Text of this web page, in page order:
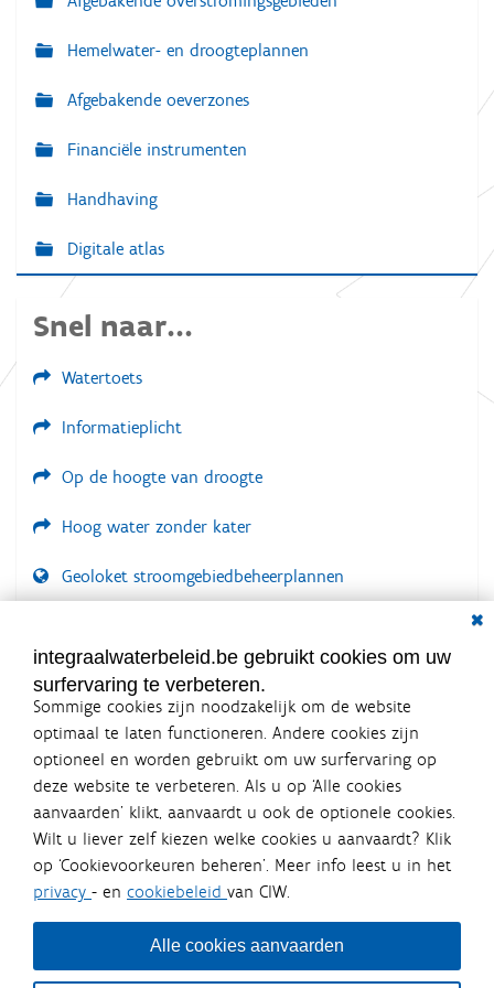
d
a
f
e
d
n
g
.
.
Hemelwater- en droogteplannen
Afgebakende oeverzones
Financiële instrumenten
Handhaving
Digitale atlas
Snel naar...
Watertoets
Informatieplicht
Op de hoogte van droogte
Hoog water zonder kater
Geoloket stroomgebiedbeheerplannen
LOGIN VEREIST
integraalwaterbeleid.be gebruikt cookies om uw
surfervaring te verbeteren.
Sommige cookies zijn noodzakelijk om de website
optimaal te laten functioneren. Andere cookies zijn
optioneel en worden gebruikt om uw surfervaring op
deze website te verbeteren. Als u op ‘Alle cookies
aanvaarden’ klikt, aanvaardt u ook de optionele cookies.
Wilt u liever zelf kiezen welke cookies u aanvaardt? Klik
op ‘Cookievoorkeuren beheren’. Meer info leest u in het
privacy - en cookiebeleid van CIW.
Alle cookies aanvaarden
Integraalwaterbeleid.be is een
officiële website van de Vlaamse
overheid
uitgegeven door Coördinatiecommissie Integraal
Waterbeleid
De Coördinatiecommissie Integraal Waterbeleid (CIW) is een
waterbedrijven nemen deel aan het overleg. Deze
samenwerking zorgt voor een gecoördineerde en